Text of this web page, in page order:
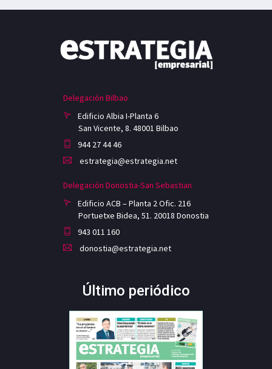
Delegación Bilbao
Edificio Albia I-Planta 6
San Vicente, 8. 48001 Bilbao
944 27 44 46
estrategia@estrategia.net
Delegación Donostia-San Sebastian
Edificio ACB – Planta 2 Ofic. 216
Portuetxe Bidea, 51. 20018 Donostia
943 011 160
donostia@estrategia.net
Último periódico